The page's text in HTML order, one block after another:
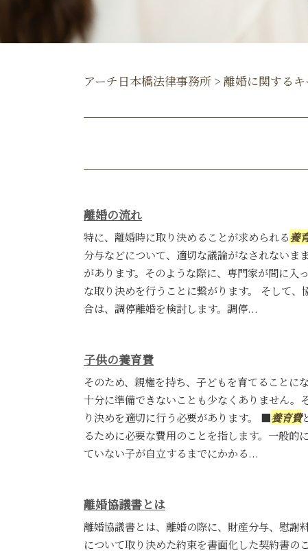
アーチ日本橋法律事務所 > 離婚に関する
離婚の流れ
特に、離婚時に取り決めることが求められる養
分与などについて、適切な議論がなされないま
があります。そのような際に、専門家が間に入
な取り決めを行うことに繋がります。 そして
合は、調停離婚を検討します。調停...
子供の養育費
そのため、親権を持ち、子どもを育てることに
十分に準備できないことも少なくありません。
り決めを適切に行う必要があります。 ■養育費
るために必要な費用のことを指します。一般的
ていない子が自立するまでにかかる...
離婚協議書とは
離婚協議書とは、離婚の際に、財産分与、慰謝
について取り決めた約束を書面化した契約書の